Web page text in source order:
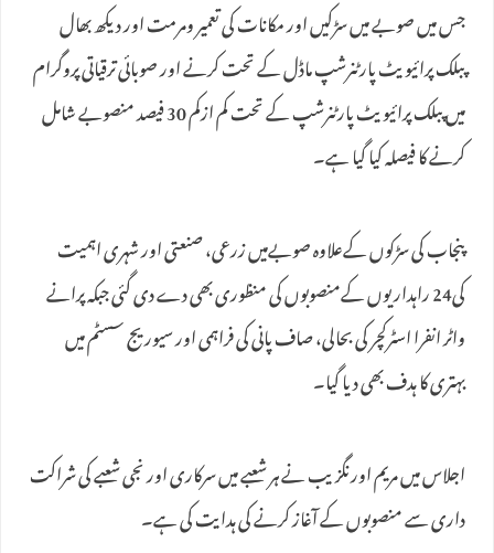
جس میں صوبے میں سڑکیں اور مکانات کی تعمیر ومرمت اور دیکھ بھال
پبلک پرائیویٹ پارٹنرشپ ماڈل کے تحت کرنے اور صوبائی ترقیاتی پروگرام
میں پبلک پرائیویٹ پارٹنرشپ کے تحت کم ازکم 30 فیصد منصوبے شامل
کرنے کا فیصلہ کیا گیا ہے۔
پنجاب کی سڑکوں کےعلاوہ صوبےمیں زرعی، صنعتی اور شہری اہمیت
کی24 راہداریوں کےمنصوبوں کی منظوری بھی دے دی گئی جبکہ پرانے
واٹر انفرا اسٹرکچر کی بحالی، صاف پانی کی فراہمی اور سیوریج سسٹم میں
بہتری کا ہدف بھی دیا گیا۔
اجلاس میں مریم اورنگزیب نے ہر شعبے میں سرکاری اور نجی شعبے کی شراکت
داری سے منصوبوں کے آغاز کرنے کی ہدایت کی ہے۔